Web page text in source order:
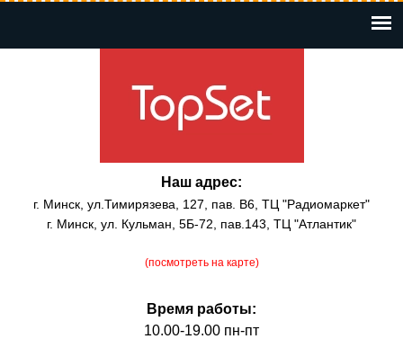
содержанию
Наш адрес:
г. Минск, ул.Тимирязева, 127, пав. В6, ТЦ "Радиомаркет"
г. Минск, ул. Кульман, 5Б-72, пав.143, ТЦ "Атлантик"
(посмотреть на карте)
Время работы:
10.00-19.00 пн-пт